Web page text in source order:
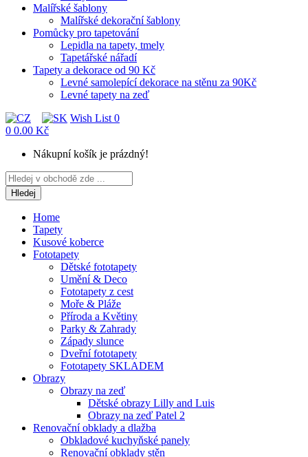
Malířské šablony
Malířské dekorační šablony
Pomůcky pro tapetování
Lepidla na tapety, tmely
Tapetářské nářadí
Tapety a dekorace od 90 Kč
Levné samolepící dekorace na stěnu za 90Kč
Levné tapety na zeď
Wish List 0
0 0.00 Kč
Nákupní košík je prázdný!
Hledej
Home
Tapety
Kusové koberce
Fototapety
Dětské fototapety
Umění & Deco
Fototapety z cest
Moře & Pláže
Příroda a Květiny
Parky & Zahrady
Západy slunce
Dveřní fototapety
Fototapety SKLADEM
Obrazy
Obrazy na zeď
Dětské obrazy Lilly and Luis
Obrazy na zeď Patel 2
Renovační obklady a dlažba
Obkladové kuchyňské panely
Renovační obklady stěn